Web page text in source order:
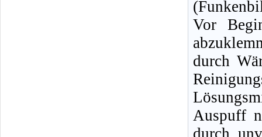
Vor
durch
Auspuff
durch